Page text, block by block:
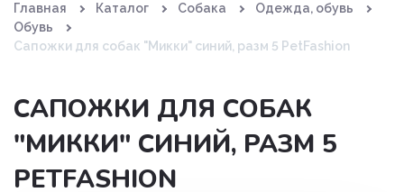
Главная Каталог Собака
Одежда, обувь
Обувь
Сапожки для собак "Микки" синий, разм 5 PetFashion
САПОЖКИ ДЛЯ СОБАК
"МИККИ" СИНИЙ, РАЗМ 5
PETFASHION